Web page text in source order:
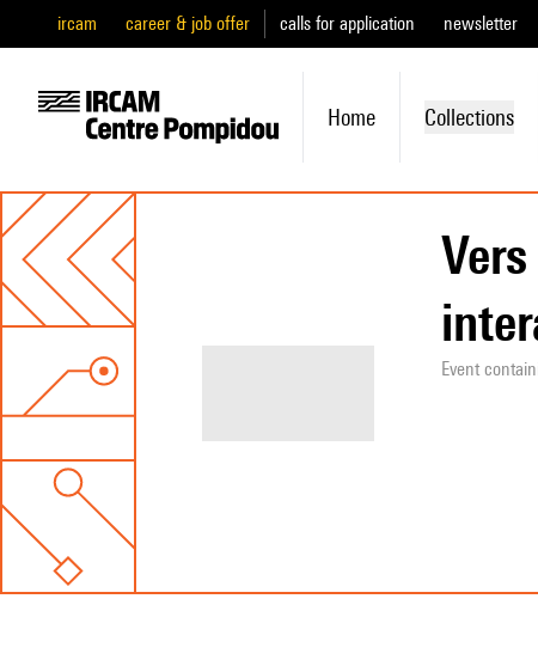
ircam career & job offer calls for application newsletter
Home Collections
Event